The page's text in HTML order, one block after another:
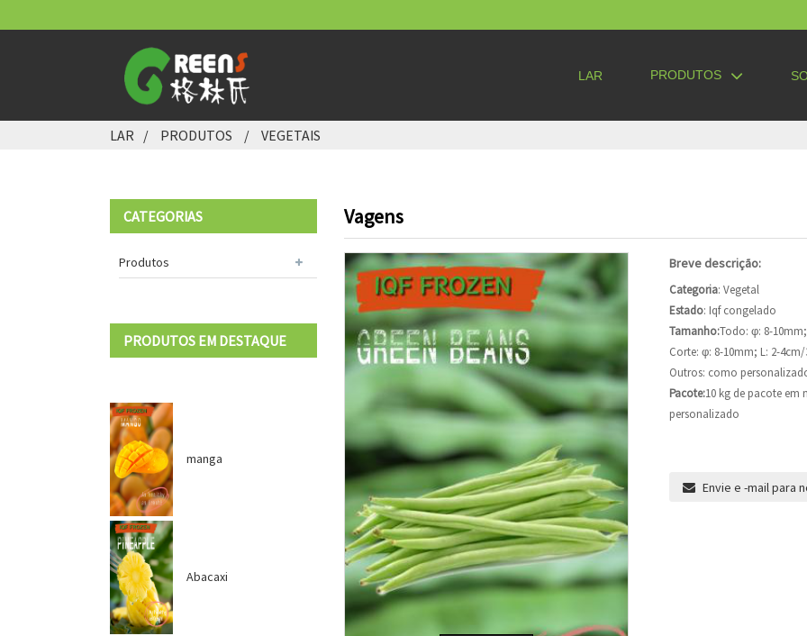
LAR PRODUTOS
LAR PRODUTOS VEGETAIS
CATEGORIAS
Produtos
PRODUTOS EM DESTAQUE
manga
Abacaxi
Vagens
Breve descrição:
Categoria: Vegetal
Estado: Iqf congelado
Tamanho:Todo: φ: 8-
Corte: φ: 8-10mm; L: 2-
Outros: como
Pacote:10 kg de pacote em
personalizado
Envie e -mail para